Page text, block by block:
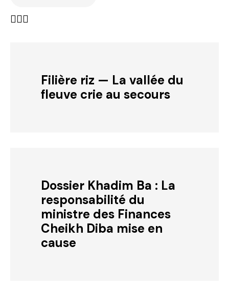
Filière riz — La vallée du
fleuve crie au secours
Dossier Khadim Ba : La
responsabilité du
ministre des Finances
Cheikh Diba mise en
cause